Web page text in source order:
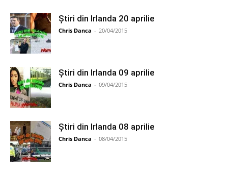
Știri din Irlanda 20 aprilie
Chris Danca - 20/04/2015
Știri din Irlanda 09 aprilie
Chris Danca - 09/04/2015
Știri din Irlanda 08 aprilie
Chris Danca - 08/04/2015